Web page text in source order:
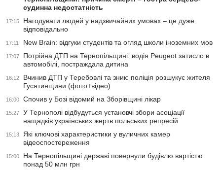
судинна недостатність
17:15
Нагодувати людей у надзвичайних умовах – це дуже
відповідально
17:11 New Brain: відгуки студентів та огляд школи іноземних мов
17:07
Потрійна ДТП на Тернопільщині: водія Peugeot затисло в
автомобілі, постраждала дитина
16:12
Вчинив ДТП у Теребовлі та зник: поліція розшукує жителя
Гусятинщини (фото+відео)
16:00 Спочив у Бозі відомий на Зборівщині лікар
15:27
У Тернополі відбудуться установчі збори асоціації
нащадків українських жертв польських репресій
15:13
Які ключові характеристики у вуличних камер
відеоспостереження
15:00
На Тернопільщині державі повернули будівлю вартістю
понад 50 млн грн